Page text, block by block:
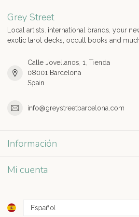
Grey Street
Local artists, international brands, your
exotic tarot decks, occult books and
Calle Jovellanos, 1, Tienda
08001 Barcelona
Spain
info@greystreetbarcelona.com
Información
Mi cuenta